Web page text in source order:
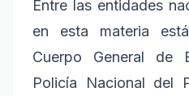
Entre las entidades
en esta materia
Cuerpo General de
Policía Nacional del